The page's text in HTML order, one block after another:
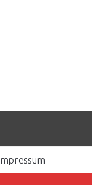
Impressum